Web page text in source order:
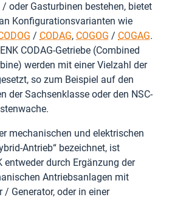
oder Gasturbinen bestehen, bietet
Konfigurationsvarianten wie
/ CODAG, COGOG / COGAG.
CODAG-Getriebe (Combined
werden mit einer Vielzahl der
so zum Beispiel auf den
der Sachsenklasse oder den NSC-
mechanischen und elektrischen
Antrieb“ bezeichnet, ist
entweder durch Ergänzung der
Antriebsanlagen mit
Generator, oder in einer